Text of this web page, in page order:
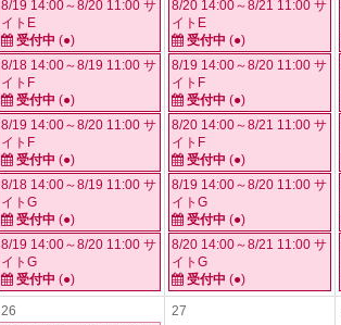
8/19 14:00～8/20 11:00 サ
イトE
受付中 (●)
8/18 14:00～8/19 11:00 サ
イトF
受付中 (●)
8/19 14:00～8/20 11:00 サ
イトF
受付中 (●)
8/18 14:00～8/19 11:00 サ
イトG
受付中 (●)
8/19 14:00～8/20 11:00 サ
イトG
受付中 (●)
8/20 14:00～8/21 11:00 サ
イトE
受付中 (●)
8/19 14:00～8/20 11:00 サ
イトF
受付中 (●)
8/20 14:00～8/21 11:00 サ
イトF
受付中 (●)
8/19 14:00～8/20 11:00 サ
イトG
受付中 (●)
8/20 14:00～8/21 11:00 サ
イトG
受付中 (●)
26
27